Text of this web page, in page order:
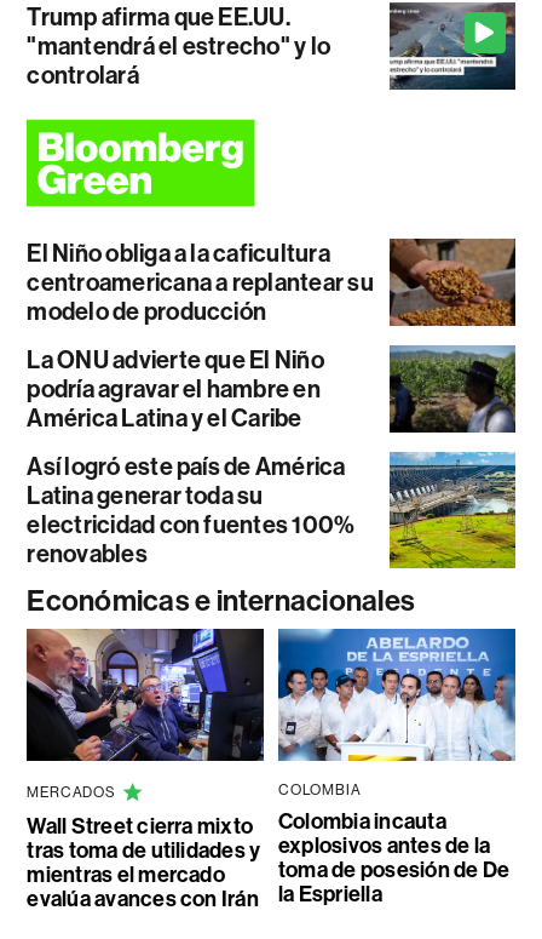
Trump afirma que EE.UU.
"mantendrá el estrecho" y lo
controlará
El Niño obliga a la caficultura
centroamericana a replantear su
modelo de producción
La ONU advierte que El Niño
podría agravar el hambre en
América Latina y el Caribe
Así logró este país de América
Latina generar toda su
electricidad con fuentes 100%
renovables
Económicas e internacionales
MERCADOS
Wall Street cierra mixto
tras toma de utilidades y
mientras el mercado
evalúa avances con Irán
COLOMBIA
Colombia incauta
explosivos antes de la
toma de posesión de De
la Espriella